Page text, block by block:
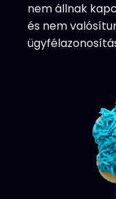
nem állnak
és nem